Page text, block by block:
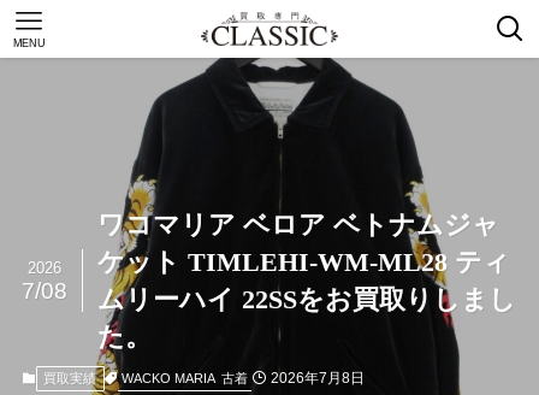
MENU
ワコマリア ベロア ベトナムジャ
ケット TIMLEHI-WM-ML28 ティ
ムリーハイ 22SSをお買取りしまし
た。
2026
7/08
買取実績 WACKO MARIA 古着 2026年7月8日